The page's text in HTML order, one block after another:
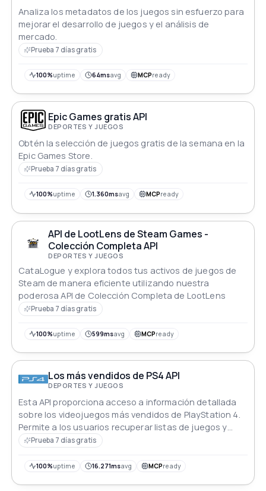
Analiza los metadatos de los juegos sin esfuerzo para
mejorar el desarrollo de juegos y el análisis de
mercado.
Prueba 7 días gratis
100%uptime 64msavg MCPready
Epic Games gratis API
DEPORTES Y JUEGOS
Obtén la selección de juegos gratis de la semana en la
Epic Games Store.
Prueba 7 días gratis
100%uptime 1.360msavg MCPready
API de LootLens de Steam Games -
Colección Completa API
DEPORTES Y JUEGOS
CataLogue y explora todos tus activos de juegos de
Steam de manera eficiente utilizando nuestra
poderosa API de Colección Completa de LootLens
Prueba 7 días gratis
100%uptime 599msavg MCPready
Los más vendidos de PS4 API
DEPORTES Y JUEGOS
Esta API proporciona acceso a información detallada
sobre los videojuegos más vendidos de PlayStation 4.
Permite a los usuarios recuperar listas de juegos y
consultar detalles específicos como géneros,
títulos individuales.
Prueba 7 días gratis
100%uptime 16.271msavg MCPready